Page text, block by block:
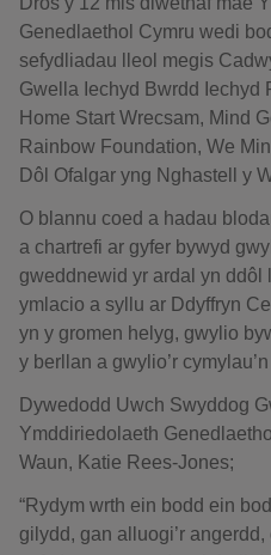
Genedlaethol Cymru wedi
sefydliadau lleol megis
Gwella Iechyd Bwrdd Iechyd
Home Start Wrecsam, Mind
Rainbow Foundation, We
Dôl Ofalgar yng Nghastell y
O blannu coed a hadau
a chartrefi ar gyfer bywyd
gweddnewid yr ardal yn ddôl
ymlacio a syllu ar Ddyffryn
yn y gromen helyg, gwylio
y berllan a gwylio’r
Dywedodd Uwch Swyddog
Ymddiriedolaeth
Waun, Katie Rees-Jones;
“Rydym wrth ein bodd ein
gilydd, gan alluogi’r